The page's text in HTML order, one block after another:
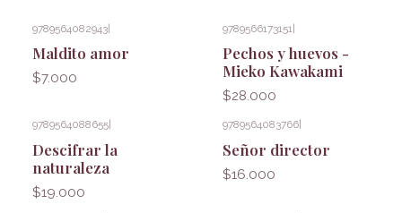
9789564082943
Maldito amor
$7.000
9789566173151
Pechos y huevos -
Mieko Kawakami
$28.000
9789564088655
Descifrar la
naturaleza
$19.000
9789564083766
Señor director
$16.000